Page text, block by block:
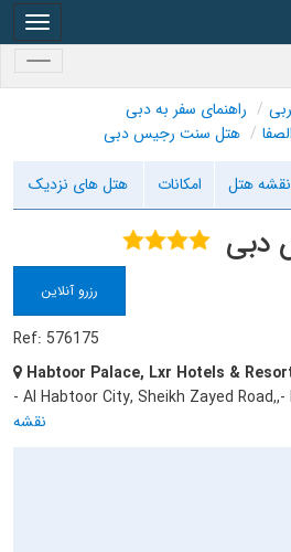
راهنمای سفر به دبی
هتل سنت رجیس دبی
نقشه هتل امکانات هتل های نزدیک
دبی
رزرو آنلاین
Ref: 576175
Habtoor Palace, Lxr Hotels &
- Al Habtoor City, Sheikh Zayed Road,,-
نقشه